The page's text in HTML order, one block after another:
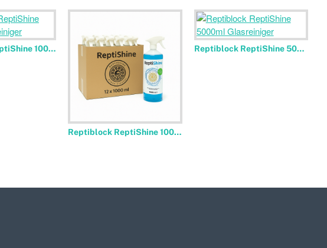
Reptiblock ReptiShine 1000ml Glasreiniger
Reptiblock ReptiShine 1000ml Glasreiniger Doos 12 stuks
Reptiblock ReptiShine 5000ml Glasreiniger